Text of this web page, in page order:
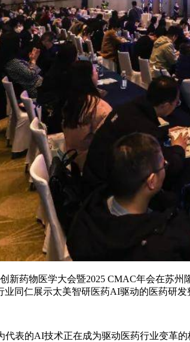
新药物医学大会暨2025 CMAC年会在苏
同仁展示太美智研医药AI驱动的医药研
代表的AI技术正在成为驱动医药行业变